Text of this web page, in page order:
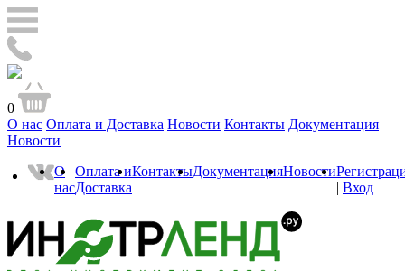
0
О нас Оплата и Доставка Новости Контакты Документация
Новости
О
нас
Оплата и
Доставка
КонтактыДокументацияНовости
| Вход